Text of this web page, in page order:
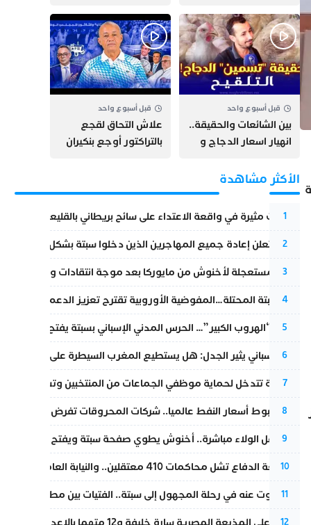
اللحاق بـ”هروب سبتة”
قبل أسبوع واحد
بين الشائعات والحقيقة..
انهيار اسعار الدجاج و
التلقيح “
قبل أسبوع واحد
علاش التحاق لقجع
بالتراكتور أوجع بنكيران
البحري ببلادنا
الأكثر مشاهدة
1
تطورات مثيرة في واقعة الاعتداء على سائح بريطاني بالقليعة..
2
إسبانيا تعلن إعادة جميع المهاجرين الذين دخلوا سبتة بشكل غير
3
عودة مستعجلة لأخنوش من مايوركا بعد موجة انتقادات واسعة
4
أزمة سبتة المحتلة…المفوضية الأوروبية تقترح تعزيز الدعم المالي
5
عملية “الهروب الكبير”… الحرس المدني الإسباني بسبتة يفتح قناة
6
تقرير إسباني يثير الجدل: هل يستطيع المغرب السيطرة على سبتة
7
الداخلية تتدخل لحماية موظفي الجماعات من المنتخبين وتسحب ملف
8
رغم هبوط أسعار النفط عالميا.. شركات المحروقات تفرض زيادة
9
بعد حفل الولاء مباشرة.. أخنوش يطوي صفحة سبتة ويفتح ملف
10
مقاطعة الدفاع تشل محاكمات 410 معتقلين.. والنيابة العامة تبحث عن حل قانوني
11
المسكوت عنه في رحلة المجهول إلى سبتة.. الفتيات بين مطرقة البحر
12